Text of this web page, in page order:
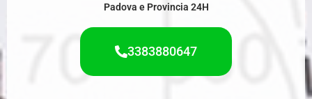
Padova e Provincia 24H
3383880647